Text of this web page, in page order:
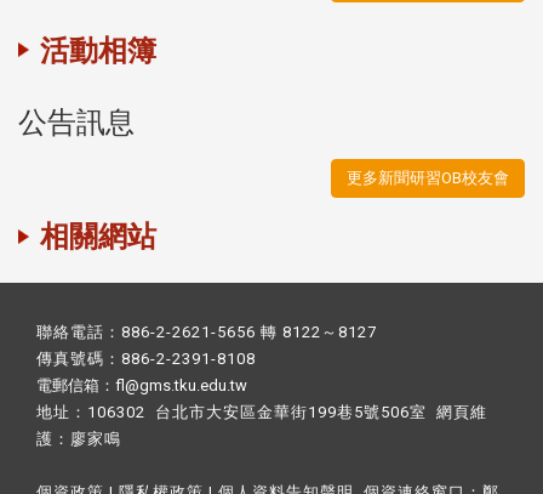
活動相簿
公告訊息
更多新聞研習OB校友會
相關網站
聯絡電話：886-2-2621-5656 轉 8122～8127
傳真號碼：886-2-2391-8108
電郵信箱：fl@gms.tku.edu.tw
地址：106302 台北市大安區金華街199巷5號506室 網頁維
護： 廖家鳴​